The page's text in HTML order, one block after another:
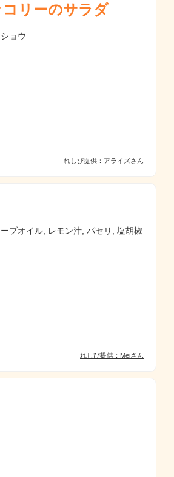
リーのサラダ
ョウ
れしぴ提供：アライズさん
ブオイル, レモン汁, パセリ, 塩胡椒
れしぴ提供：Meiさん